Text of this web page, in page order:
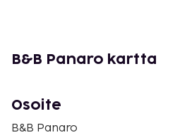
Kaupungin perimä vero:
alle 13 vuotta vanhoilta
B&B Panaro kartta
Osoite
B&B Panaro